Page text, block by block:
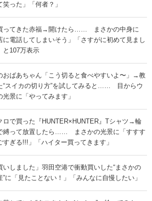
笑った」「何者？」
ってきた赤福→開けたら…… まさかの中身に
に電話してしまいそう」「さすがに初めて見まし
と107万表示
おばあちゃん「こう切ると食べやすいよ〜」→教
“スイカの切り方”を試してみると…… 目からウ
光景に「やってみます」
ロで買った『HUNTER×HUNTER』Tシャツ→輪
縛って放置したら…… まさかの光景に「すすす
すぎる!!!」「ハイター買ってきます」
いしました」羽田空港で衝動買いした“まさかの
”に「見たことない！」「みんなに自慢したい」